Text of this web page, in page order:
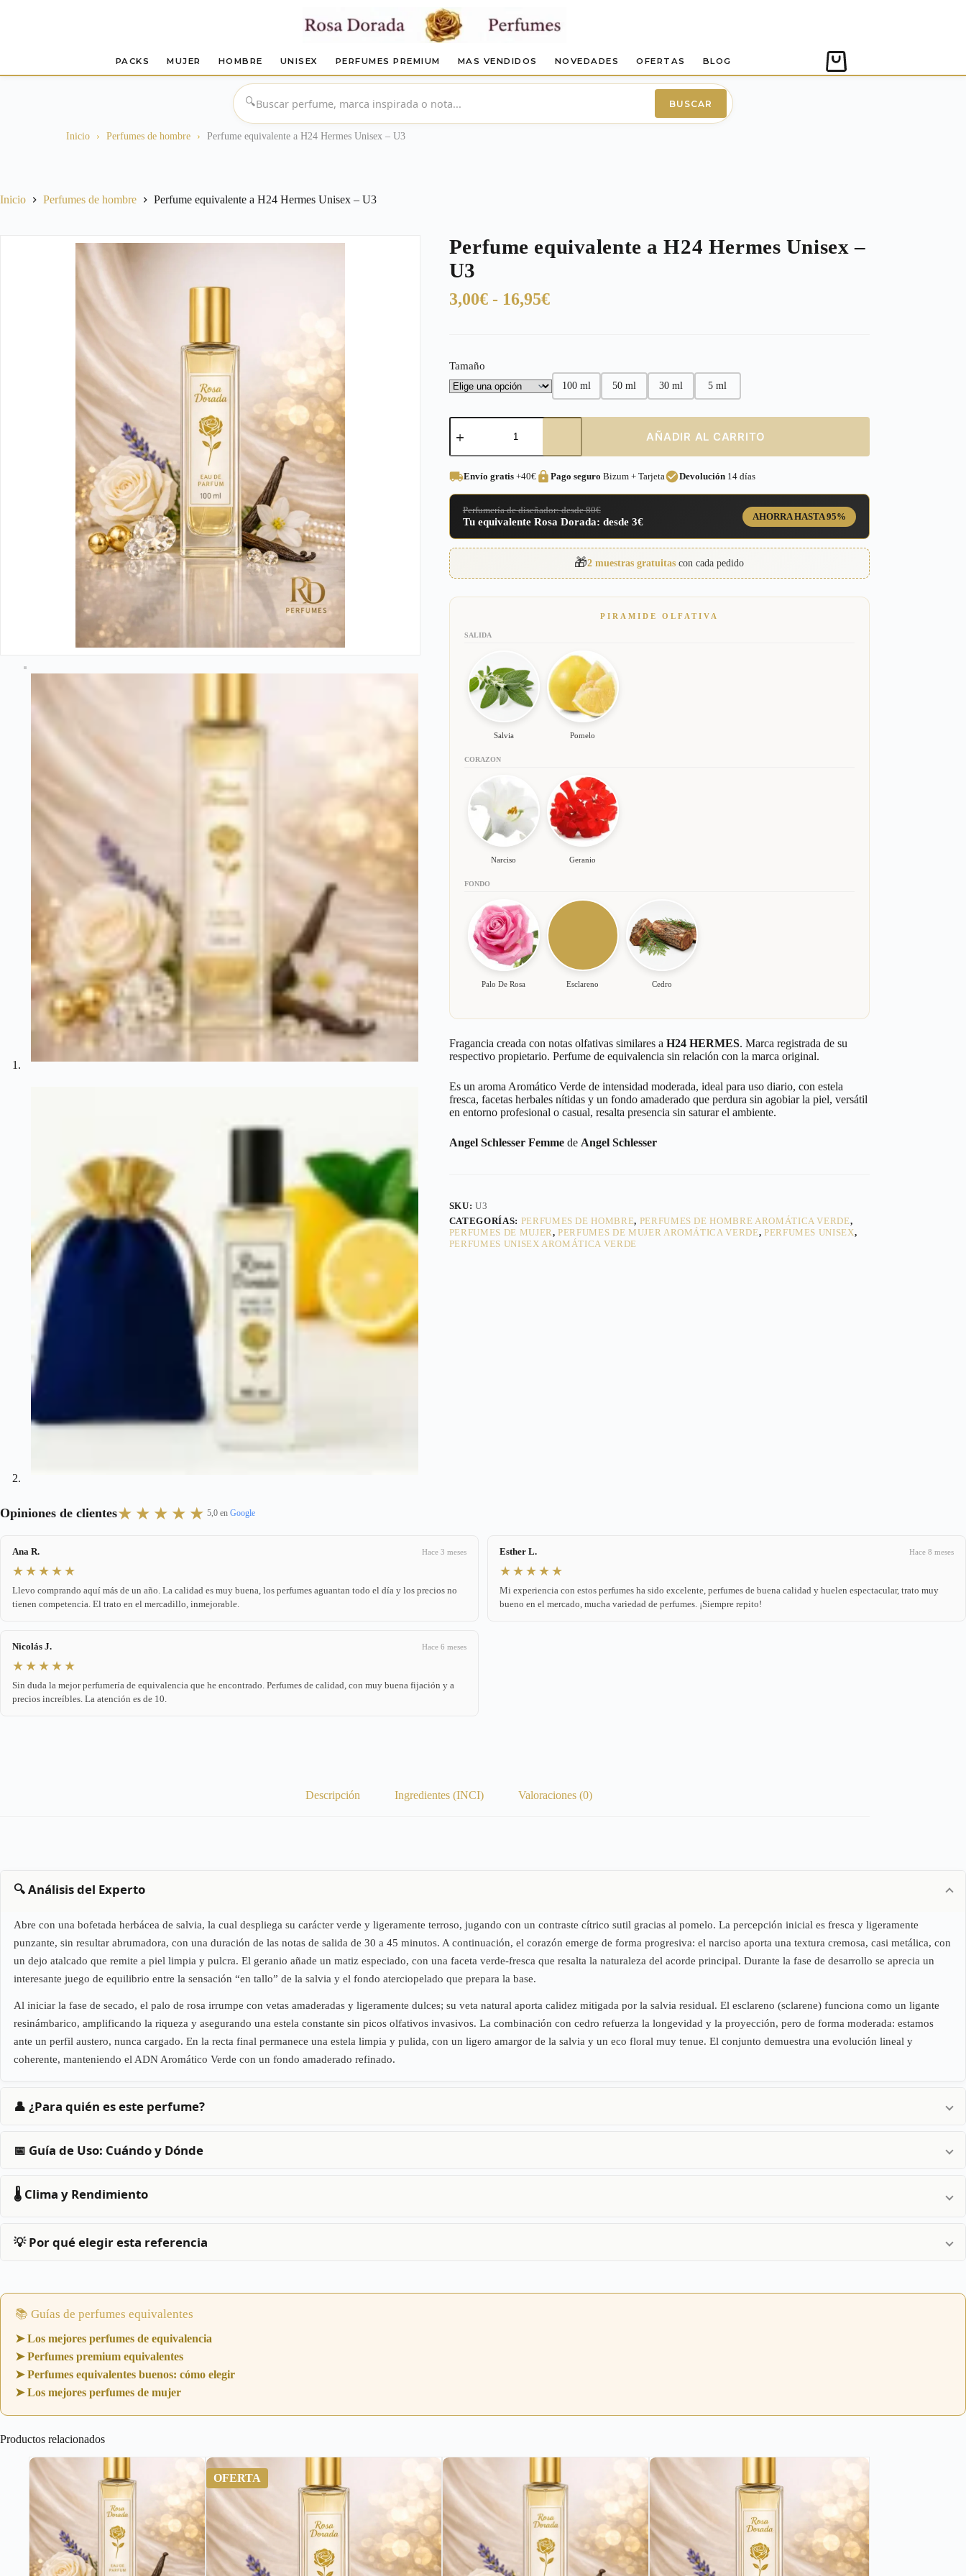
PACKS MUJER HOMBRE UNISEX PERFUMES PREMIUM MAS VENDIDOS NOVEDADES OFERTAS BLOG
Carro
de
🔍 BUSCAR
Inicio › Perfumes de hombre › Perfume equivalente a H24 Hermes Unisex – U3
Inicio Perfumes de hombre Perfume equivalente a H24 Hermes Unisex – U3
Perfume equivalente a H24 Hermes Unisex –
U3
3,00€ - 16,95€Rango
3,00€
hasta
16,95€
Tamaño
100 ml 50 ml 30 ml 5 ml
Perfume
equivalente
H24
Hermes
Unisex
–
cantidad
AÑADIR AL CARRITO
Envío gratis+40€ Pago seguro Bizum + Tarjeta Devolución14 días
Perfumería de diseñador: desde 80€
Tu equivalente Rosa Dorada: desde 3€ AHORRA HASTA 95%
🎁2 muestras gratuitas con cada pedido
PIRAMIDE OLFATIVA
SALIDA
Salvia Pomelo
CORAZON
Narciso Geranio
FONDO
Palo De Rosa Esclareno Cedro
Fragancia creada con notas olfativas similares a H24 HERMES. Marca registrada de su
respectivo propietario. Perfume de equivalencia sin relación con la marca original.
Es un aroma Aromático Verde de intensidad moderada, ideal para uso diario, con estela
fresca, facetas herbales nítidas y un fondo amaderado que perdura sin agobiar la piel, versátil
en entorno profesional o casual, resalta presencia sin saturar el ambiente.
Angel Schlesser Femmede Angel Schlesser
SKU:U3
CATEGORÍAS: PERFUMES DE HOMBRE, PERFUMES DE HOMBRE AROMÁTICA VERDE,
PERFUMES DE MUJER,PERFUMES DE MUJER AROMÁTICA VERDE, PERFUMES UNISEX,
PERFUMES UNISEX AROMÁTICA VERDE
Opiniones de clientes★★★★★ 5,0 en Google
Ana R. Hace 3 meses
★★★★★
Llevo comprando aquí más de un año. La calidad es muy buena, los perfumes aguantan todo el día y los precios no
tienen competencia. El trato en el mercadillo, inmejorable.
Esther L. Hace 8 meses
★★★★★
Mi experiencia con estos perfumes ha sido excelente, perfumes de buena calidad y huelen espectacular, trato muy
bueno en el mercado, mucha variedad de perfumes. ¡Siempre repito!
Nicolás J. Hace 6 meses
★★★★★
Sin duda la mejor perfumería de equivalencia que he encontrado. Perfumes de calidad, con muy buena fijación y a
precios increíbles. La atención es de 10.
Descripción Ingredientes (INCI) Valoraciones (0)
🔍 Análisis del Experto
Abre con una bofetada herbácea de salvia, la cual despliega su carácter verde y ligeramente terroso, jugando con un contraste cítrico sutil gracias al pomelo. La percepción inicial es fresca y ligeramente
punzante, sin resultar abrumadora, con una duración de las notas de salida de 30 a 45 minutos. A continuación, el corazón emerge de forma progresiva: el narciso aporta una textura cremosa, casi metálica, con
un dejo atalcado que remite a piel limpia y pulcra. El geranio añade un matiz especiado, con una faceta verde-fresca que resalta la naturaleza del acorde principal. Durante la fase de desarrollo se aprecia un
interesante juego de equilibrio entre la sensación “en tallo” de la salvia y el fondo aterciopelado que prepara la base.
Al iniciar la fase de secado, el palo de rosa irrumpe con vetas amaderadas y ligeramente dulces; su veta natural aporta calidez mitigada por la salvia residual. El esclareno (sclarene) funciona como un ligante
resinámbarico, amplificando la riqueza y asegurando una estela constante sin picos olfativos invasivos. La combinación con cedro refuerza la longevidad y la proyección, pero de forma moderada: estamos
ante un perfil austero, nunca cargado. En la recta final permanece una estela limpia y pulida, con un ligero amargor de la salvia y un eco floral muy tenue. El conjunto demuestra una evolución lineal y
coherente, manteniendo el ADN Aromático Verde con un fondo amaderado refinado.
👤 ¿Para quién es este perfume?
📅 Guía de Uso: Cuándo y Dónde
🌡️ Clima y Rendimiento
💡 Por qué elegir esta referencia
📚 Guías de perfumes equivalentes
➤ Los mejores perfumes de equivalencia
➤ Perfumes premium equivalentes
➤ Perfumes equivalentes buenos: cómo elegir
➤ Los mejores perfumes de mujer
Productos relacionados
OFERTA